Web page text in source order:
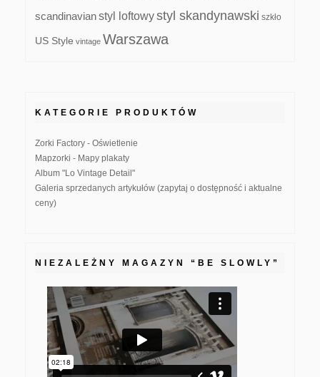
scandinavianstyl loftowystyl skandynawski szkło
US Style vintage Warszawa
KATEGORIE PRODUKTÓW
Zorki Factory - Oświetlenie
Mapzorki - Mapy plakaty
Album "Lo Vintage Detail"
Galeria sprzedanych artykułów (zapytaj o dostępność i aktualne
ceny)
NIEZALEŻNY MAGAZYN “BE SLOWLY”